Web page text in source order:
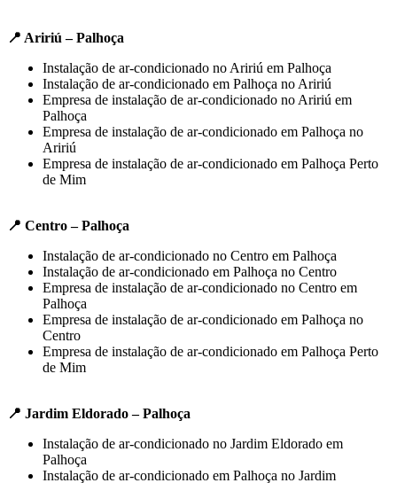
📍 Aririú – Palhoça
Instalação de ar-condicionado no Aririú em Palhoça
Instalação de ar-condicionado em Palhoça no Aririú
Empresa de instalação de ar-condicionado no Aririú em
Palhoça
Empresa de instalação de ar-condicionado em Palhoça no
Aririú
Empresa de instalação de ar-condicionado em Palhoça Perto
de Mim
📍 Centro – Palhoça
Instalação de ar-condicionado no Centro em Palhoça
Instalação de ar-condicionado em Palhoça no Centro
Empresa de instalação de ar-condicionado no Centro em
Palhoça
Empresa de instalação de ar-condicionado em Palhoça no
Centro
Empresa de instalação de ar-condicionado em Palhoça Perto
de Mim
📍 Jardim Eldorado – Palhoça
Instalação de ar-condicionado no Jardim Eldorado em
Palhoça
Instalação de ar-condicionado em Palhoça no Jardim